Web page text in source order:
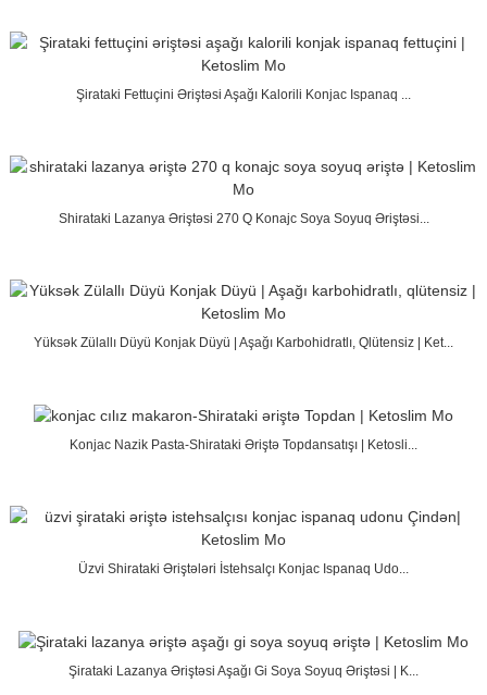
Şirataki Fettuçini Əriştəsi Aşağı Kalorili Konjac Ispanaq ...
Shirataki Lazanya Əriştəsi 270 Q Konajc Soya Soyuq Əriştəsi...
Yüksək Zülallı Düyü Konjak Düyü | Aşağı Karbohidratlı, Qlütensiz | Ket...
Konjac Nazik Pasta-Shirataki Əriştə Topdansatışı | Ketosli...
Üzvi Shirataki Əriştələri İstehsalçı Konjac Ispanaq Udo...
Şirataki Lazanya Əriştəsi Aşağı Gi Soya Soyuq Əriştəsi | K...